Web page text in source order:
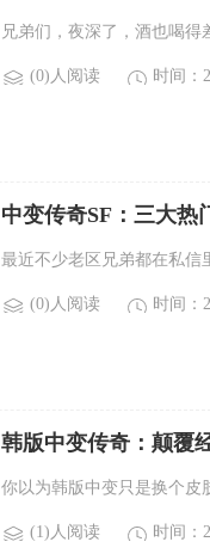
兄弟们，夜深了，酒也喝
(0)人阅读 时间：
中变传奇SF：三大热
最近不少老区兄弟都在私信
(0)人阅读 时间：
韩版中变传奇：颠覆
你以为韩版中变只是换个皮
(1)人阅读 时间：